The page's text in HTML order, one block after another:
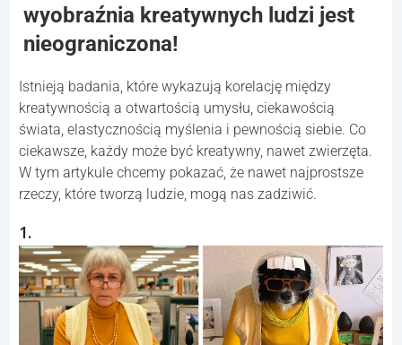
wyobraźnia kreatywnych ludzi jest
nieograniczona!
Istnieją badania, które wykazują korelację między
kreatywnością a otwartością umysłu, ciekawością
świata, elastycznością myślenia i pewnością siebie. Co
ciekawsze, każdy może być kreatywny, nawet zwierzęta.
W tym artykule chcemy pokazać, że nawet najprostsze
rzeczy, które tworzą ludzie, mogą nas zadziwić.
1.